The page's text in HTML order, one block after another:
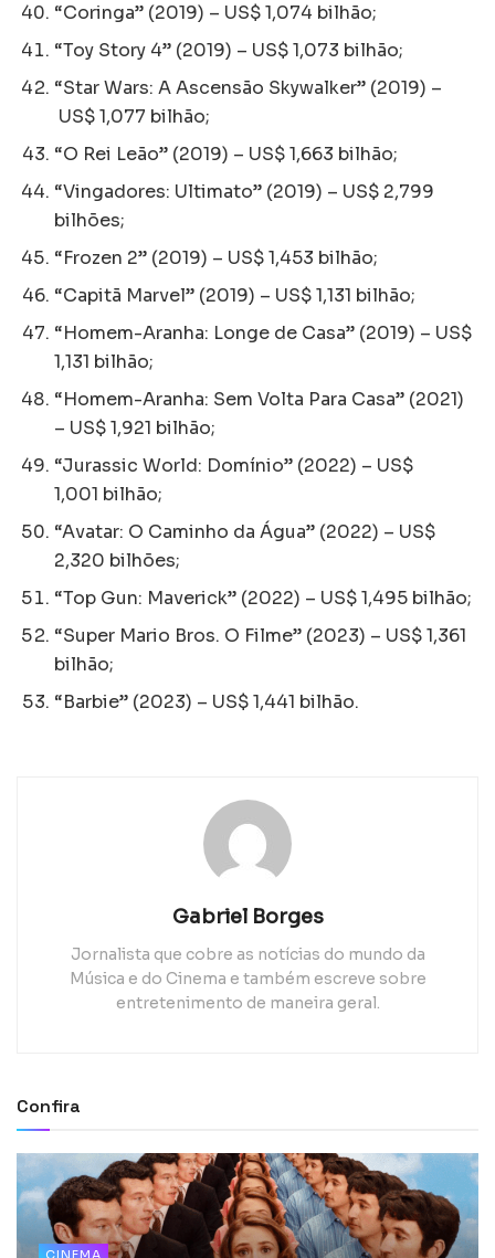
“Coringa” (2019) – US$ 1,074 bilhão;
“Toy Story 4” (2019) – US$ 1,073 bilhão;
“Star Wars: A Ascensão Skywalker” (2019) –
US$ 1,077 bilhão;
“O Rei Leão” (2019) – US$ 1,663 bilhão;
“Vingadores: Ultimato” (2019) – US$ 2,799
bilhões;
“Frozen 2” (2019) – US$ 1,453 bilhão;
“Capitã Marvel” (2019) – US$ 1,131 bilhão;
“Homem-Aranha: Longe de Casa” (2019) – US$
1,131 bilhão;
“Homem-Aranha: Sem Volta Para Casa” (2021)
– US$ 1,921 bilhão;
“Jurassic World: Domínio” (2022) – US$
1,001 bilhão;
“Avatar: O Caminho da Água” (2022) – US$
2,320 bilhões;
“Top Gun: Maverick” (2022) – US$ 1,495 bilhão;
“Super Mario Bros. O Filme” (2023) – US$ 1,361
bilhão;
“Barbie” (2023) – US$ 1,441 bilhão.
Gabriel Borges
Jornalista que cobre as notícias do mundo da
Música e do Cinema e também escreve sobre
entretenimento de maneira geral.
Confira
CINEMA